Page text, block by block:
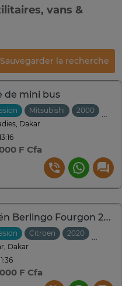
vans &
Sauvegarder la recherche
de mini bus
Mitsubishi 2000
Dakar
F Cfa
Citroën Berlingo Fourgon 2020
Citroen 2020
Dakar
F Cfa